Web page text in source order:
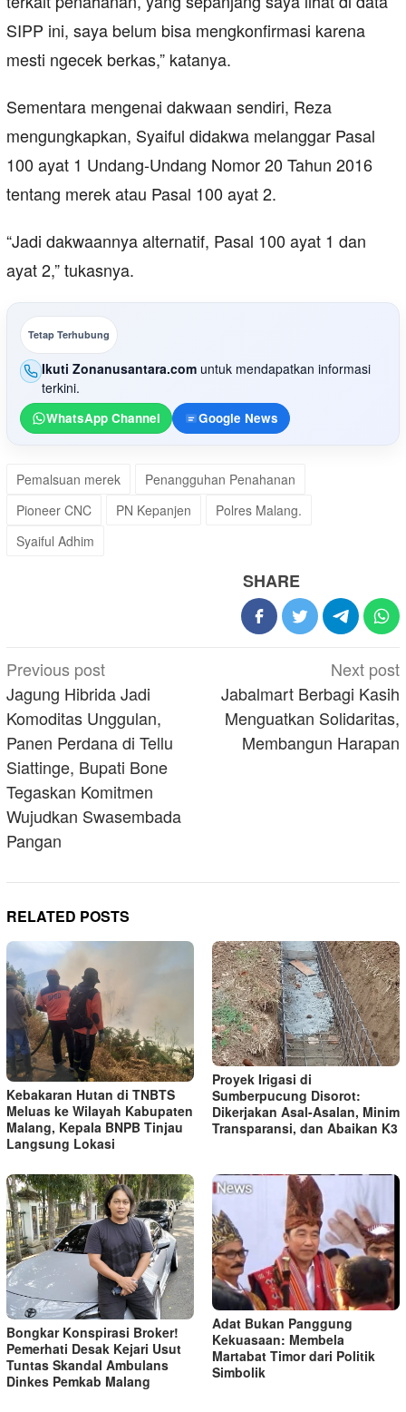
SIPP ini, saya belum bisa mengkonfirmasi karena
mesti ngecek berkas,” katanya.
Sementara mengenai dakwaan sendiri, Reza
mengungkapkan, Syaiful didakwa melanggar Pasal
100 ayat 1 Undang-Undang Nomor 20 Tahun 2016
tentang merek atau Pasal 100 ayat 2.
“Jadi dakwaannya alternatif, Pasal 100 ayat 1 dan
ayat 2,” tukasnya.
Tetap Terhubung
Ikuti Zonanusantara.com untuk mendapatkan informasi
terkini.
WhatsApp Channel Google News
Pemalsuan merek
Penangguhan Penahanan
Pioneer CNC
PN Kepanjen
Polres Malang.
Syaiful Adhim
SHARE
Post
navigation
Previous post
Jagung Hibrida Jadi
Komoditas Unggulan,
Panen Perdana di Tellu
Siattinge, Bupati Bone
Tegaskan Komitmen
Wujudkan Swasembada
Pangan
Next post
Jabalmart Berbagi Kasih
Menguatkan Solidaritas,
Membangun Harapan
RELATED POSTS
Kebakaran Hutan di TNBTS
Meluas ke Wilayah Kabupaten
Malang, Kepala BNPB Tinjau
Langsung Lokasi
Proyek Irigasi di
Sumberpucung Disorot:
Dikerjakan Asal-Asalan, Minim
Transparansi, dan Abaikan K3
Bongkar Konspirasi Broker!
Pemerhati Desak Kejari Usut
Tuntas Skandal Ambulans
Dinkes Pemkab Malang
Adat Bukan Panggung
Kekuasaan: Membela
Martabat Timor dari Politik
Simbolik